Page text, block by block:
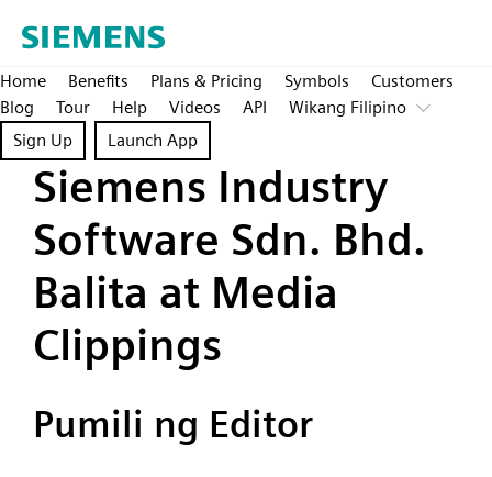
Home Benefits Plans & Pricing Symbols
Customers
Blog
Tour Help Videos API
Wikang Filipino
Sign Up
Launch App
Siemens Industry
Software Sdn. Bhd.
Balita at Media
Clippings
Pumili ng Editor